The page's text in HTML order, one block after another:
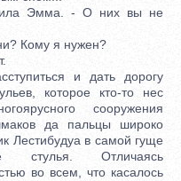
Эмма. - О них вы не
Кому я нужен?
и дать дорогу
которое кто-то нес
сооружения
да пальцы широко
Лестибудуа в самой гуще
стулья. Отличаясь
во всем, что касалось